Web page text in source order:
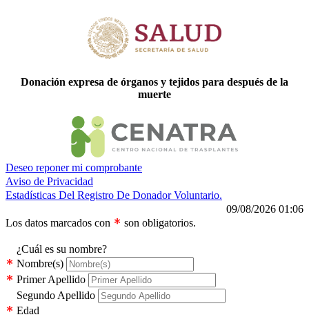
Donación expresa de órganos y tejidos para después de la
muerte
Deseo reponer mi comprobante
Aviso de Privacidad
Estadísticas Del Registro De Donador Voluntario.
09/08/2026 01:06
Los datos marcados con
son obligatorios.
¿Cuál es su nombre?
Nombre(s)
Primer Apellido
Segundo Apellido
Edad